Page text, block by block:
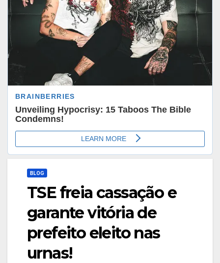
BLOG
TSE freia cassação e
garante vitória de
prefeito eleito nas
urnas!